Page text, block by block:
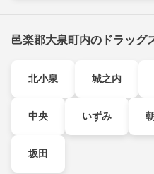
邑楽郡大泉町内のドラッグ
北小泉 城之内
中央 いずみ
坂田